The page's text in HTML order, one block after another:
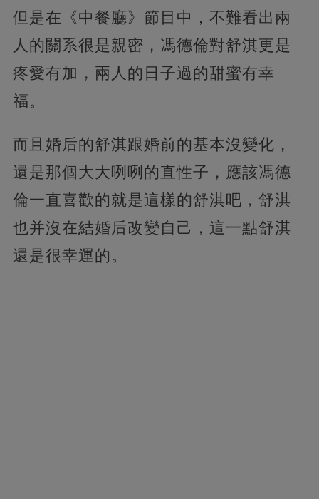
但是在《中餐廳》節目中，不難看出兩
人的關系很是親密，馮德倫對舒淇更是
疼愛有加，兩人的日子過的甜蜜有幸
福。
而且婚后的舒淇跟婚前的基本沒變化，
還是那個大大咧咧的直性子，應該馮德
倫一直喜歡的就是這樣的舒淇吧，舒淇
也并沒在結婚后改變自己，這一點舒淇
還是很幸運的。